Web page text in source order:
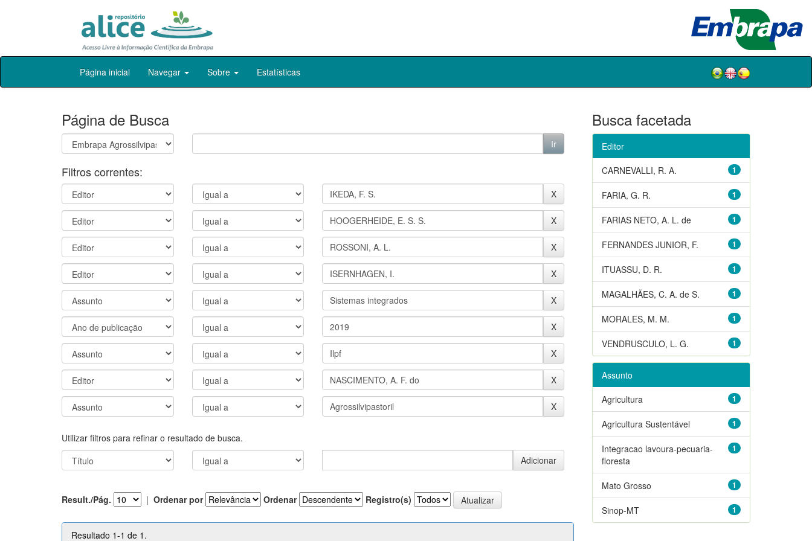
Skip
Página inicial Navegar Sobre Estatísticas
Página de Busca
Filtros correntes:
Utilizar filtros para refinar o resultado de busca.
Result./Pág. | Ordenar por Ordenar Registro(s)
Resultado 1-1 de 1.
Busca facetada
Editor
1
CARNEVALLI, R. A.
1
FARIA, G. R.
1
FARIAS NETO, A. L. de
1
FERNANDES JUNIOR, F.
1
ITUASSU, D. R.
1
MAGALHÃES, C. A. de S.
1
MORALES, M. M.
1
VENDRUSCULO, L. G.
Assunto
1
Agricultura
1
Agricultura Sustentável
1
Integracao lavoura-pecuaria-
floresta
1
Mato Grosso
1
Sinop-MT